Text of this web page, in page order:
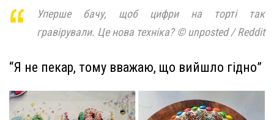
Уперше бачу, щоб цифри на торті так
гравірували. Це нова техніка? © unposted / Reddit
“Я не пекар, тому вважаю, що вийшло гідно”